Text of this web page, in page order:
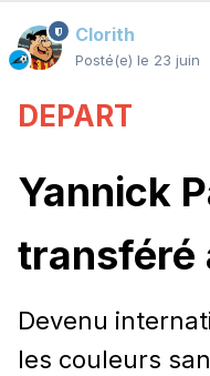
Clorith
Posté(e) le 23 juin
DEPART
Yannick
transféré
Devenu
les couleurs